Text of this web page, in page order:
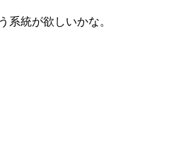
系統が欲しいかな。